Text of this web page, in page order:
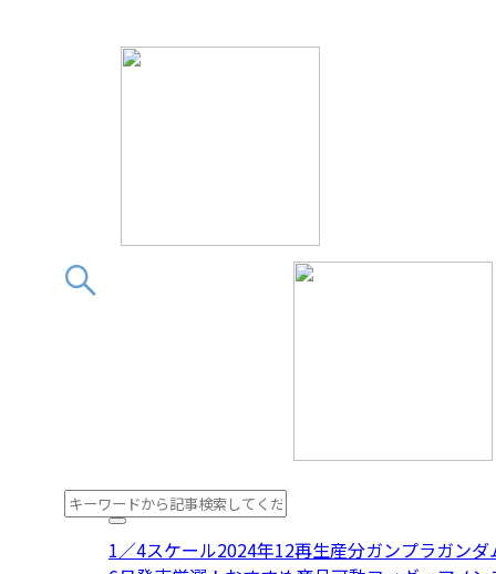
この素晴らしきフィギュア
この素晴らしきフィギ
1／4スケール2024年12再生産分ガンプラガンダ